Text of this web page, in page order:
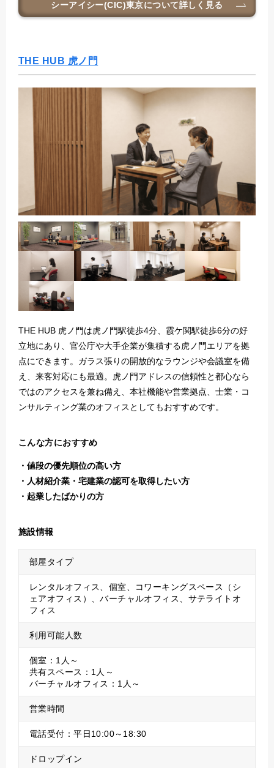
シーアイシー(CIC)東京について詳しく見る
THE HUB 虎ノ門
THE HUB 虎ノ門は虎ノ門駅徒歩4分、霞ケ関駅徒歩6分の好
立地にあり、官公庁や大手企業が集積する虎ノ門エリアを拠
点にできます。ガラス張りの開放的なラウンジや会議室を備
え、来客対応にも最適。虎ノ門アドレスの信頼性と都心なら
ではのアクセスを兼ね備え、本社機能や営業拠点、士業・コ
ンサルティング業のオフィスとしてもおすすめです。
こんな方におすすめ
値段の優先順位の高い方
人材紹介業・宅建業の認可を取得したい方
起業したばかりの方
施設情報
部屋タイプ
レンタルオフィス、個室、コワーキングスペース（シ
ェアオフィス）、バーチャルオフィス、サテライトオ
フィス
利用可能人数
個室：1人～
共有スペース：1人～
バーチャルオフィス：1人～
営業時間
電話受付：平日10:00～18:30
ドロップイン